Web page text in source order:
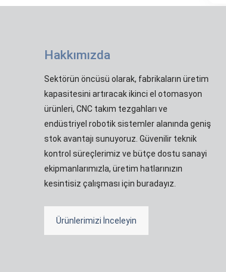
Hakkımızda
Sektörün öncüsü olarak, fabrikaların üretim
kapasitesini artıracak ikinci el otomasyon
ürünleri, CNC takım tezgahları ve
endüstriyel robotik sistemler alanında geniş
stok avantajı sunuyoruz. Güvenilir teknik
kontrol süreçlerimiz ve bütçe dostu sanayi
ekipmanlarımızla, üretim hatlarınızın
kesintisiz çalışması için buradayız.
Ürünlerimizi İnceleyin